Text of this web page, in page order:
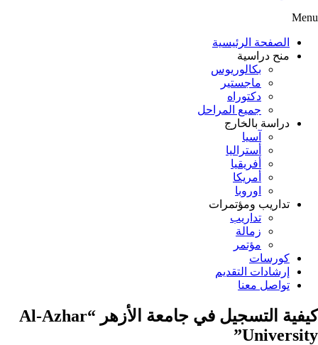
Menu
الصفحة الرئيسية
منح دراسية
بكالوريوس
ماجستير
دكتوراه
جميع المراحل
دراسة بالخارج
آسيا
أستراليا
أفريقيا
أمريكا
اوروبا
تداريب ومؤتمرات
تداريب
زمالة
مؤتمر
كورسات
إرشادات التقديم
تواصل معنا
كيفية التسجيل في جامعة الأزهر “Al-Azhar
University”